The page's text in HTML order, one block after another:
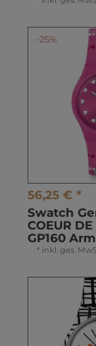
-25%
56,25 € *
Swatch
COEUR
GP160
* inkl. ges.